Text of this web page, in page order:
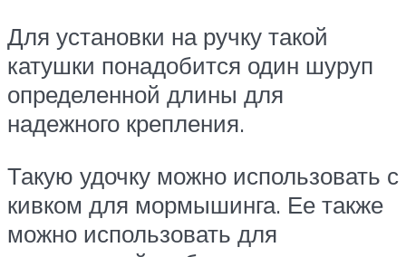
Для установки на ручку такой
катушки понадобится один шуруп
определенной длины для
надежного крепления.
Такую удочку можно использовать с
кивком для мормышинга. Ее также
можно использовать для